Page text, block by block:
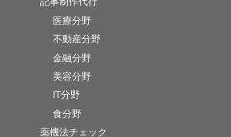
医療分野
不動産分野
金融分野
美容分野
IT分野
食分野
薬機法チェック